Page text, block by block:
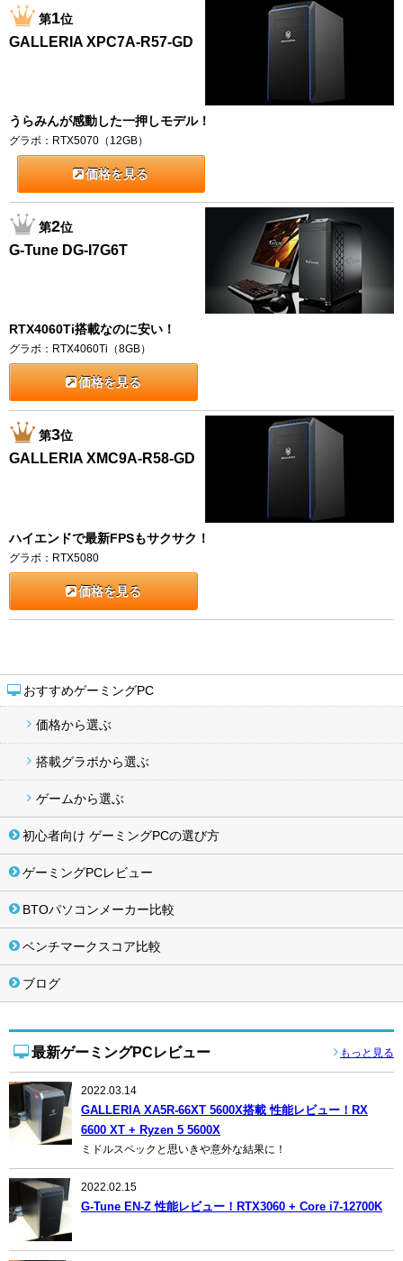
おすすめゲーミングPC
価格から選ぶ
搭載グラボから選ぶ
ゲームから選ぶ
初心者向け ゲーミングPCの選び方
ゲーミングPCレビュー
BTOパソコンメーカー比較
ベンチマークスコア比較
ブログ
最新ゲーミングPCレビュー もっと見る
2022.03.14
GALLERIA XA5R-66XT 5600X搭載 性能レビュー！RX
6600 XT + Ryzen 5 5600X
ミドルスペックと思いきや意外な結果に！
2022.02.15
G-Tune EN-Z 性能レビュー！RTX3060 + Core i7-12700K
第1位
GALLERIA XPC7A-R57-GD
うらみんが感動した一押しモデル！
グラボ：RTX5070（12GB）
価格を見る
第2位
G-Tune DG-I7G6T
RTX4060Ti搭載なのに安い！
グラボ：RTX4060Ti（8GB）
価格を見る
第3位
GALLERIA XMC9A-R58-GD
ハイエンドで最新FPSもサクサク！
グラボ：RTX5080
価格を見る